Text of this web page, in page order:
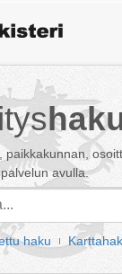
paikkakunnan,
palvelun avulla.
haku